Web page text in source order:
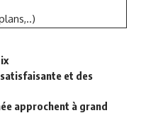
et des
approchent à grand